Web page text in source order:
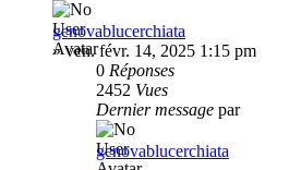
genovablucerchiata
»ven. févr. 14, 2025 1:15 pm
0 Réponses
2452 Vues
Dernier message par
genovablucerchiata